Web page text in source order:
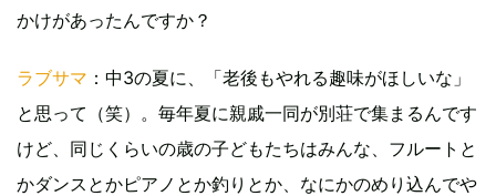
かけがあったんですか？
ラブサマ ：中3の夏に、「老後もやれる趣味がほしいな」
と思って（笑）。毎年夏に親戚一同が別荘で集まるんです
けど、同じくらいの歳の子どもたちはみんな、フルートと
かダンスとかピアノとか釣りとか、なにかのめり込んでや